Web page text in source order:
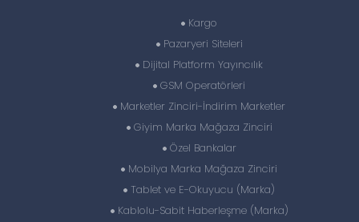
Kargo
Pazaryeri Siteleri
Dijital Platform Yayıncılık
GSM Operatörleri
Marketler Zinciri-İndirim Marketler
Giyim Marka Mağaza Zinciri
Özel Bankalar
Mobilya Marka Mağaza Zinciri
Tablet ve E-Okuyucu (Marka)
Kablolu-Sabit Haberleşme (Marka)